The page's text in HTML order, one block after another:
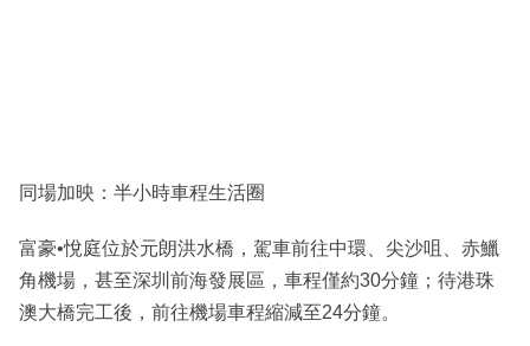
同場加映：半小時車程生活圈
富豪•悅庭位於元朗洪水橋，駕車前往中環、尖沙咀、赤鱲
角機場，甚至深圳前海發展區，車程僅約30分鐘；待港珠
澳大橋完工後，前往機場車程縮減至24分鐘。